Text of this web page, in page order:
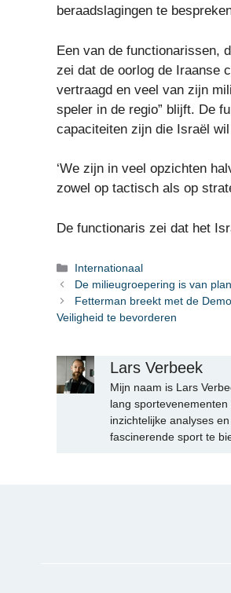
beraadslagingen te
Een van de functionarissen,
zei dat de oorlog de Iraanse
vertraagd en veel van zijn
speler in de regio” blijft. De
capaciteiten zijn die Israël
‘We zijn in veel opzichten
zowel op tactisch als op
De functionaris zei dat het
Categorieën
Internationaal
De milieugroepering is van
Fetterman breekt met de
Veiligheid te bevorderen
Lars Verbeek
Mijn naam is Lars
lang
inzichtelijke analyses
fascinerende sport te